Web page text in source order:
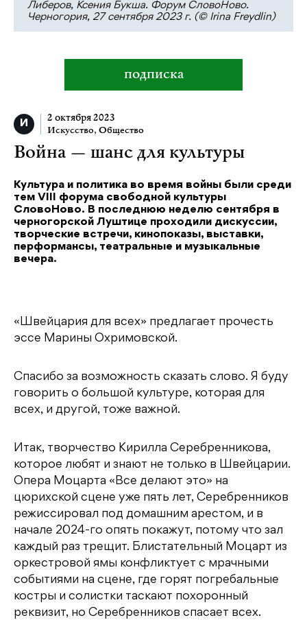
Либеров, Ксения Букша. Форум СловоНово.
Черногория, 27 сентября 2023 г. (© Irina Freydlin)
подписка
2 октября 2023
Искусство, Общество
Война — шанс для культуры
Культура и политика во время войны были среди
тем VIII форума свободной культуры
СловоНово. В последнюю неделю сентября в
черногорской Луштице проходили дискуссии,
творческие встречи, кинопоказы, выставки,
перформансы, театральные и музыкальные
вечера.
«Швейцария для всех» предлагает прочесть
эссе Марины Охримовской.
Спасибо за возможность сказать слово. Я буду
говорить о большой культуре, которая для
всех, и другой, тоже важной.
Итак, творчество Кирилла Серебренникова,
которое любят и знают не только в Швейцарии.
Опера Моцарта «Все делают это» на
цюрихской сцене уже пять лет, Серебренников
режиссировал под домашним арестом, и в
начале 2024-го опять покажут, потому что зал
каждый раз трещит. Блистательный Моцарт из
оркестровой ямы конфликтует с мрачными
событиями на сцене, где горят погребальные
костры и солистки таскают похоронный
реквизит, но Серебренников спасает всех.